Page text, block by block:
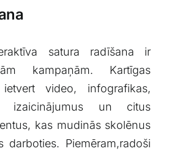
satura radīšana‌ ir
kampaņām. Kartīgas
video, infografikas,
izaicinājumus⁤ un citus
kas⁤ mudinās skolēnus
Piemēram,radoši